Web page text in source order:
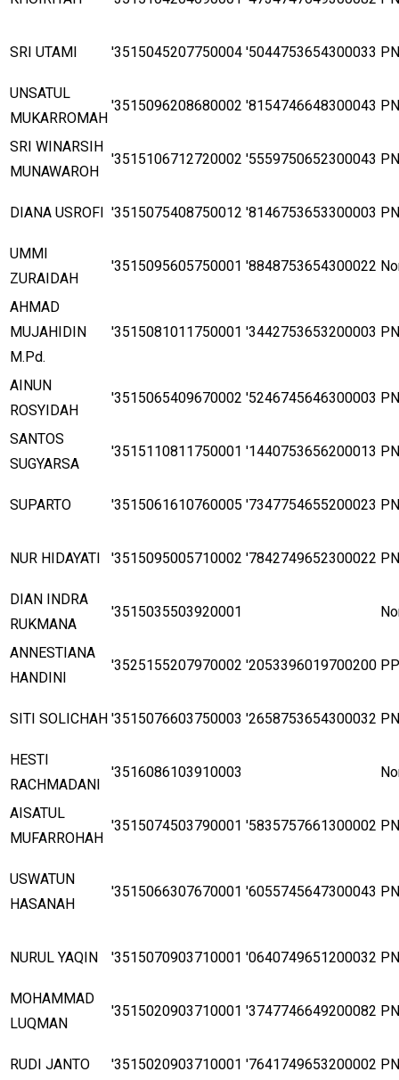
SRI UTAMI '3515045207750004 '5044753654300033
UNSATUL
MUKARROMAH
'3515096208680002 '8154746648300043
SRI WINARSIH
MUNAWAROH
'3515106712720002 '5559750652300043
DIANA USROFI '3515075408750012 '8146753653300003
UMMI
ZURAIDAH
'3515095605750001 '8848753654300022
AHMAD
MUJAHIDIN
M.Pd.
'3515081011750001 '3442753653200003
AINUN
ROSYIDAH
'3515065409670002 '5246745646300003
SANTOS
SUGYARSA
'3515110811750001 '1440753656200013
SUPARTO '3515061610760005 '7347754655200023
NUR HIDAYATI '3515095005710002 '7842749652300022
DIAN INDRA
RUKMANA
'3515035503920001
ANNESTIANA
HANDINI
'3525155207970002 '2053396019700200
SITI SOLICHAH '3515076603750003 '2658753654300032
HESTI
RACHMADANI
'3516086103910003
AISATUL
MUFARROHAH
'3515074503790001 '5835757661300002
USWATUN
HASANAH
'3515066307670001 '6055745647300043
NURUL YAQIN '3515070903710001 '0640749651200032
MOHAMMAD
LUQMAN
'3515020903710001 '3747746649200082
RUDI JANTO '3515020903710001 '7641749653200002